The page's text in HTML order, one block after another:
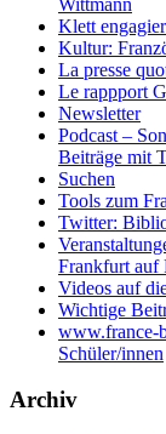
Klett
Kultur:
La presse
Le rappport
Newsletter
Podcast – Son
Beiträge mit
Suchen
Tools zum
Twitter:
Frankfurt auf
Videos auf
Wichtige
www.france-
Schüler/innen
Archiv